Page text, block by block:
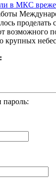
в МКС
проделать
возможного
крупных
пароль: